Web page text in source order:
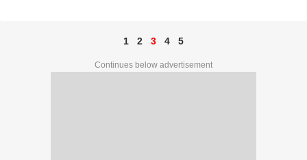
1 2 3 4 5
Continues below advertisement